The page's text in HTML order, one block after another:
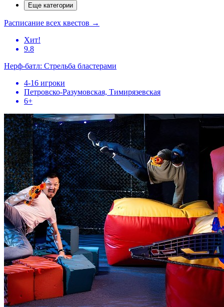
Еще категории
Расписание всех квестов →
Хит!
9.8
Нерф-батл: Стрельба бластерами
4-16 игроки
Петровско-Разумовская, Тимирязевская
6+